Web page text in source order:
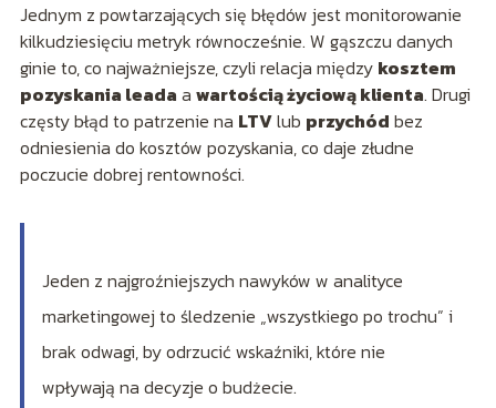
Jednym z powtarzających się błędów jest monitorowanie
kilkudziesięciu metryk równocześnie. W gąszczu danych
ginie to, co najważniejsze, czyli relacja między kosztem
pozyskania leada a wartością życiową klienta. Drugi
częsty błąd to patrzenie na LTVlub przychód bez
odniesienia do kosztów pozyskania, co daje złudne
poczucie dobrej rentowności.
Jeden z najgroźniejszych nawyków w analityce
marketingowej to śledzenie „wszystkiego po trochu” i
brak odwagi, by odrzucić wskaźniki, które nie
wpływają na decyzje o budżecie.